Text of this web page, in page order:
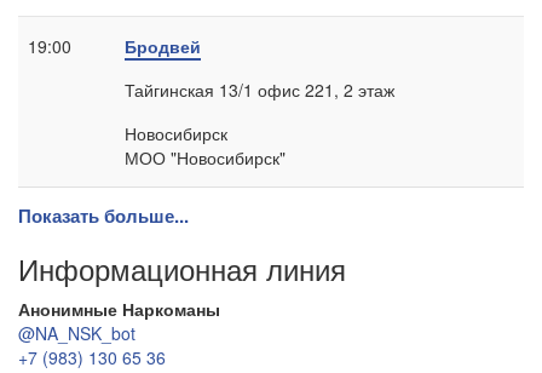
19:00
Бродвей
Тайгинская 13/1 офис 221, 2 этаж
Новосибирск
МОО "Новосибирск"
Показать больше...
Информационная линия
Анонимные Наркоманы
@NA_NSK_bot
+7 (983) 130 65 36